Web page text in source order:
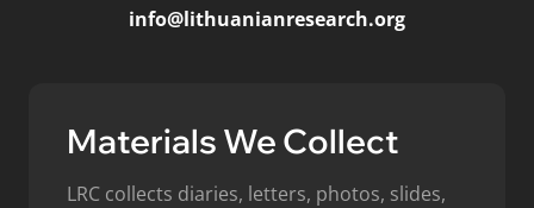
info@lithuanianresearch.org
Materials We Collect
LRC collects diaries, letters, photos, slides,